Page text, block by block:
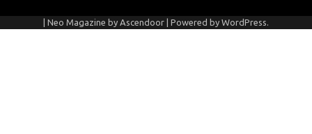
| Neo Magazine by Ascendoor | Powered by WordPress.